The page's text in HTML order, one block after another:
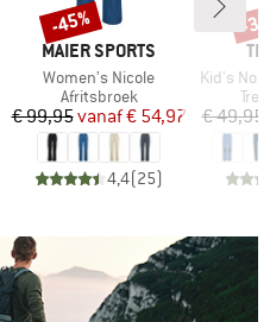
MERK
MAIER SPORTS
Artikel
Women's Nicole
Productgroep
Afritsbroek
Prijs
€ 99,95 Verlaagde prijs
vanaf€ 54,97
4,4(25)
Korting
-45%
Artikel
Kid's Nordfjord
€ 49,95
-